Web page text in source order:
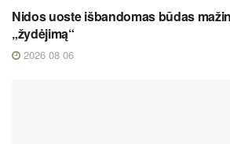
Nidos uoste išbandomas būdas
„žydėjimą“
2026 08 06